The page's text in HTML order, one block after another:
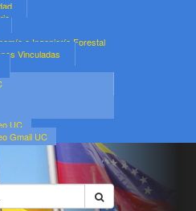
e Ingeniería Forestal
Vinculadas
UC
Gmail UC